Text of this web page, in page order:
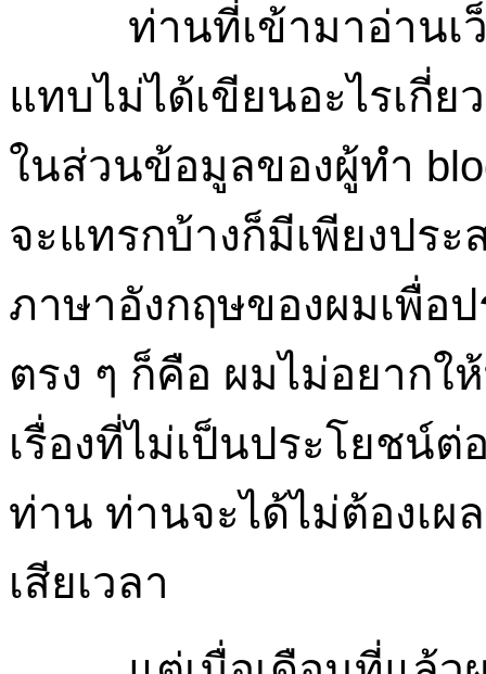
ท่านที่เข้ามาอ่านเ
แทบไม่ได้เขียนอะไรเกี่ย
ในส่วนข้อมูลของผู้ทำ
จะแทรกบ้างก็มีเพียงปร
ภาษาอังกฤษของผมเพื่อ
ตรง ๆ ก็คือ ผมไม่อยากใ
เรื่องที่ไม่เป็นประโยชน์
ท่าน ท่านจะได้ไม่ต้องเผ
เสียเวลา